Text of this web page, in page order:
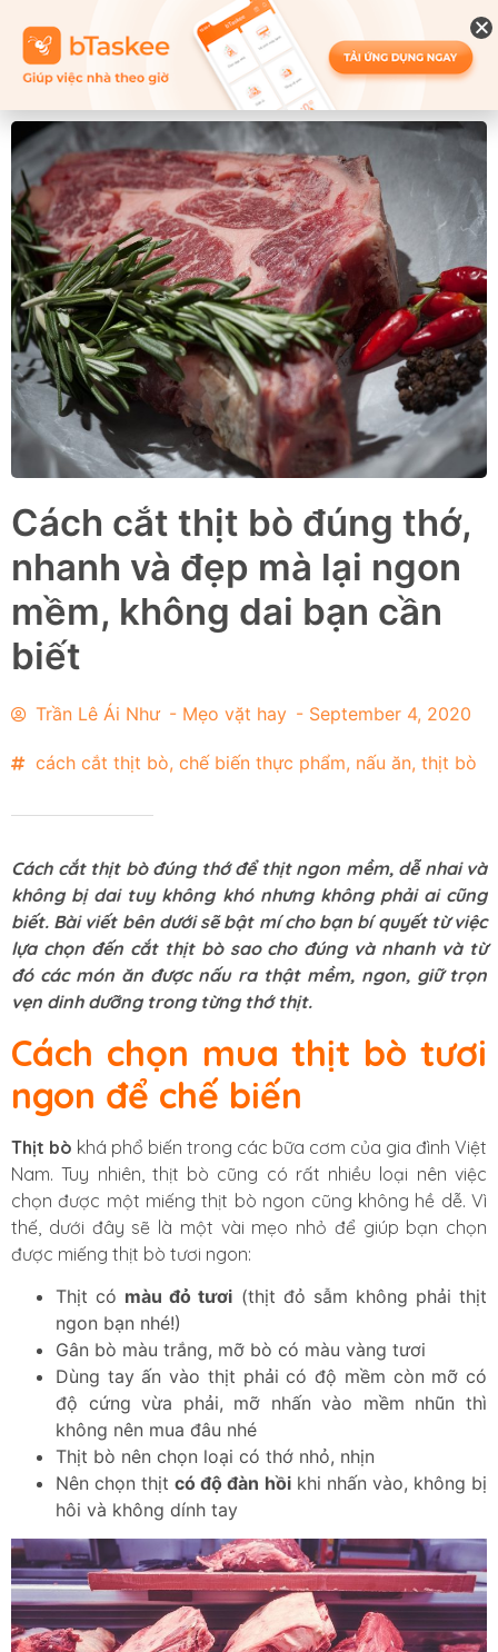
Cách cắt thịt bò đúng thớ,
nhanh và đẹp mà lại ngon
mềm, không dai bạn cần
biết
Trần Lê Ái Như - Mẹo vặt hay - September 4, 2020
cách cắt thịt bò, chế biến thực phẩm, nấu ăn, thịt bò
Cách cắt thịt bò đúng thớ để thịt ngon mềm, dễ nhai và
không bị dai tuy không khó nhưng không phải ai cũng
biết. Bài viết bên dưới sẽ bật mí cho bạn bí quyết từ việc
lựa chọn đến cắt thịt bò sao cho đúng và nhanh và từ
đó các món ăn được nấu ra thật mềm, ngon, giữ trọn
vẹn dinh dưỡng trong từng thớ thịt.
Cách chọn mua thịt bò tươi
ngon để chế biến
Thịt bò khá phổ biến trong các bữa cơm của gia đình Việt
Nam. Tuy nhiên, thịt bò cũng có rất nhiều loại nên việc
chọn được một miếng thịt bò ngon cũng không hề dễ. Vì
thế, dưới đây sẽ là một vài mẹo nhỏ để giúp bạn chọn
được miếng thịt bò tươi ngon:
Thịt có màu đỏ tươi (thịt đỏ sẫm không phải thịt
ngon bạn nhé!)
Gân bò màu trắng, mỡ bò có màu vàng tươi
Dùng tay ấn vào thịt phải có độ mềm còn mỡ có
độ cứng vừa phải, mỡ nhấn vào mềm nhũn thì
không nên mua đâu nhé
Thịt bò nên chọn loại có thớ nhỏ, nhịn
Nên chọn thịtcó độ đàn hồikhi nhấn vào, không bị
hôi và không dính tay